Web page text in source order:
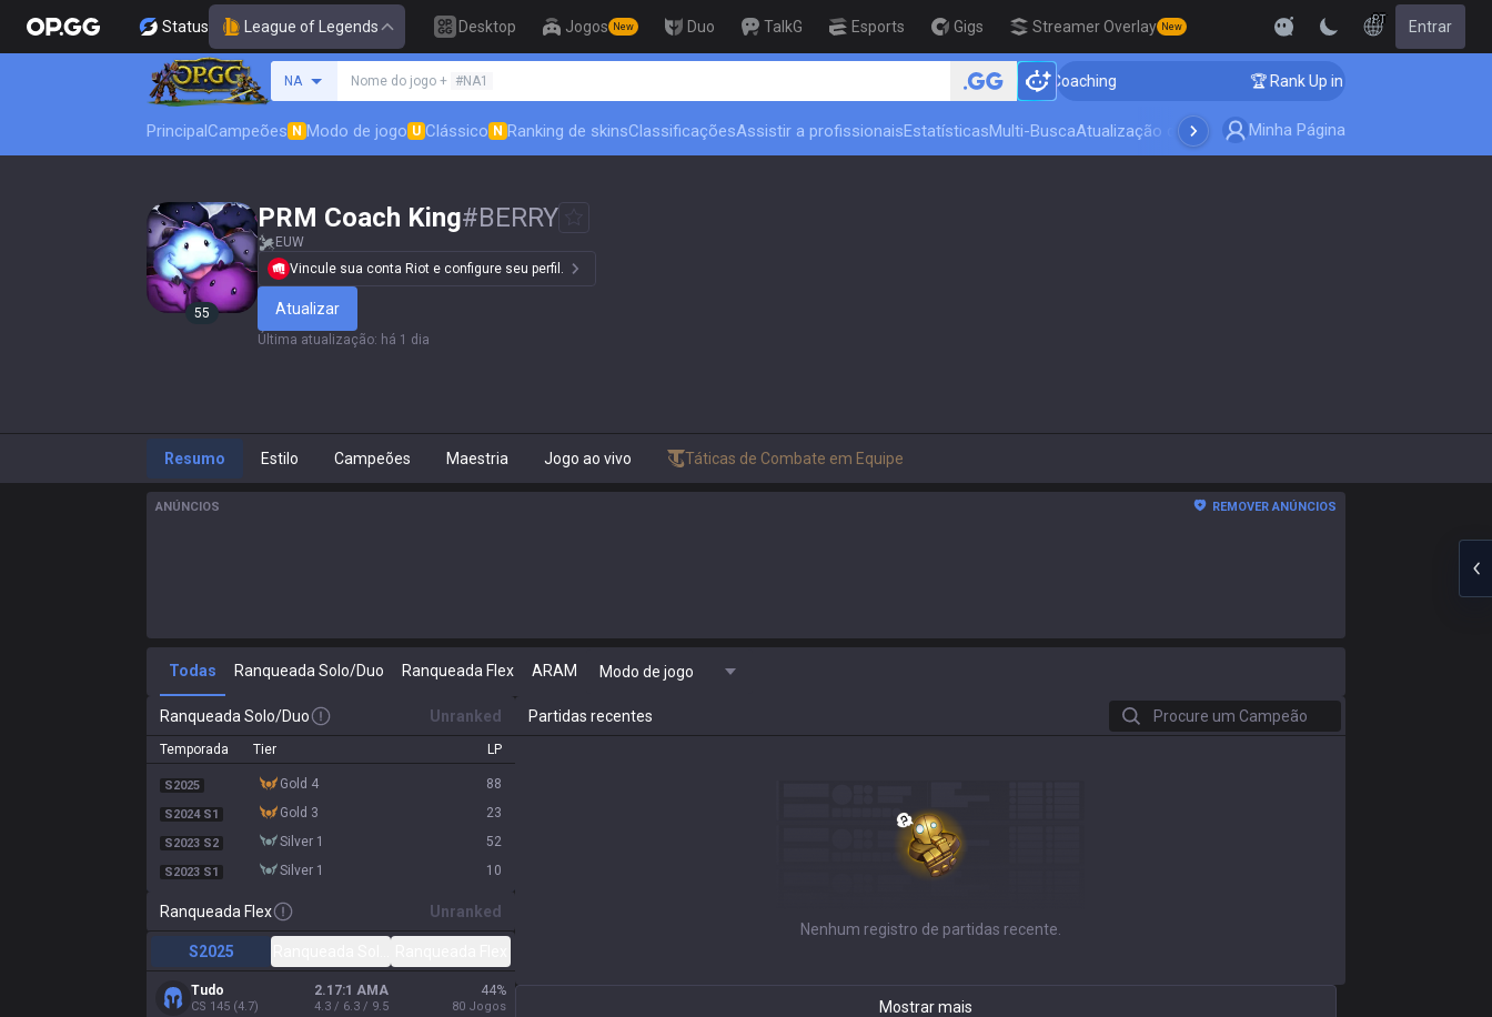
Status League of Legends Desktop Jogos New Duo TalkG Esports Gigs Streamer Overlay New
PT Entrar
NA
Procure um invocador
Nome do jogo + #NA1 🏆 Rank Up in 3 Days! Challenger Coaching 🏆 Rank Up in 3 Days! Challenger
PrincipalCampeões N Modo de jogo U Clássico N Ranking de skinsClassificaçõesAssistir a profissionaisEstatísticasMulti-BuscaAtualização do jogo Minha Página
55
PRM Coach King#BERRY
EUW
Vincule sua conta Riot e configure seu perfil.
Atualizar
Última atualização: há 1 dia
Resumo Estilo Campeões Maestria Jogo ao vivo Táticas de Combate em Equipe
ANÚNCIOS REMOVER ANÚNCIOS
Todas Ranqueada Solo/Duo Ranqueada Flex ARAM Modo de jogo
Ranqueada Solo/Duo Unranked
Temporada Tier LP
S2025 gold 4 88
S2024 S1 gold 3 23
S2023 S2 silver 1 52
S2023 S1 silver 1 10
Ranqueada Flex Unranked
S2025
Tudo
CS 145 (4.7)
2.17:1 AMA
4.3 / 6.3 / 9.5
44%
80 Jogos
Partidas recentes Procure um Campeão
Nenhum registro de partidas recente.
Mostrar mais